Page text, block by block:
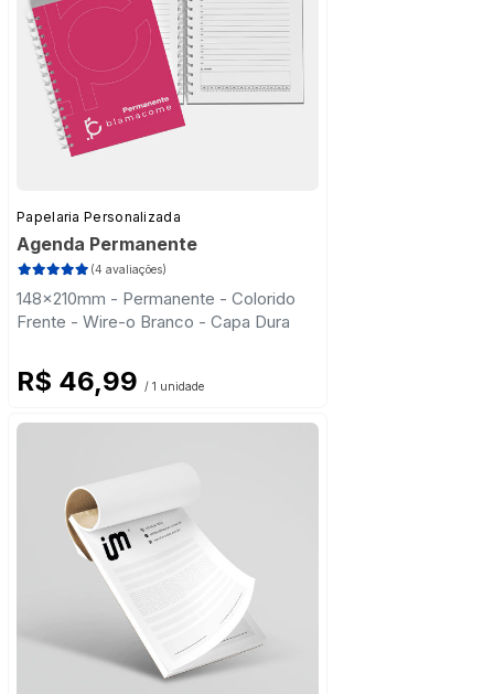
Papelaria Personalizada
Agenda Permanente
(4 avaliações)
148x210mm - Permanente - Colorido
Frente - Wire-o Branco - Capa Dura
R$ 46,99 / 1 unidade